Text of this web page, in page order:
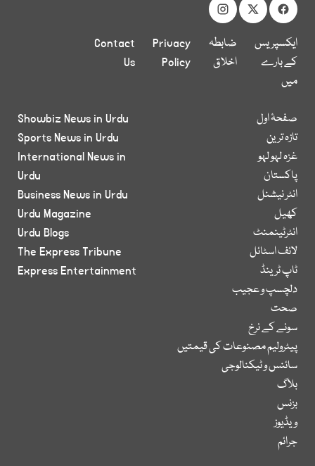
ایکسپریس
کے بارے
میں
ضابطہ
اخلاق
Privacy
Policy
Contact
Us
صفحۂ اول
تازہ ترین
غزہ لہو لہو
پاکستان
انٹر نیشنل
کھیل
انٹرٹینمنٹ
لائف اسٹائل
ٹاپ ٹرینڈ
دلچسپ و عجیب
صحت
سونے کے نرخ
پیٹرولیم مصنوعات کی قیمتیں
سائنس و ٹیکنالوجی
بلاگ
بزنس
ویڈیوز
جرائم
Showbiz News in Urdu
Sports News in Urdu
International News in
Urdu
Business News in Urdu
Urdu Magazine
Urdu Blogs
The Express Tribune
Express Entertainment